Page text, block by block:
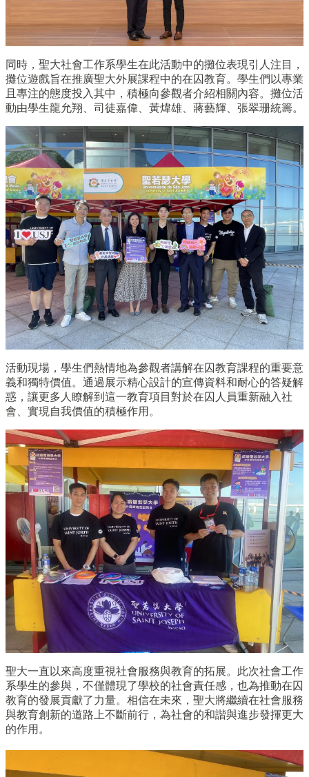
同時，聖大社會工作系學生在此活動中的攤位表現引人注目，
攤位遊戲旨在推廣聖大外展課程中的在囚教育。學生們以專業
且專注的態度投入其中，積極向參觀者介紹相關內容。攤位活
動由學生龍允翔、司徒嘉偉、黃煒雄、蔣藝輝、張翠珊統籌。
活動現場，學生們熱情地為參觀者講解在囚教育課程的重要意
義和獨特價值。通過展示精心設計的宣傳資料和耐心的答疑解
惑，讓更多人瞭解到這一教育項目對於在囚人員重新融入社
會、實現自我價值的積極作用。
聖大一直以來高度重視社會服務與教育的拓展。此次社會工作
系學生的參與，不僅體現了學校的社會責任感，也為推動在囚
教育的發展貢獻了力量。相信在未來，聖大將繼續在社會服務
與教育創新的道路上不斷前行，為社會的和諧與進步發揮更大
的作用。